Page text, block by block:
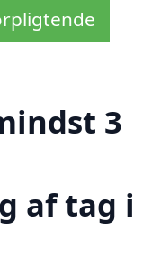
3
af tag i